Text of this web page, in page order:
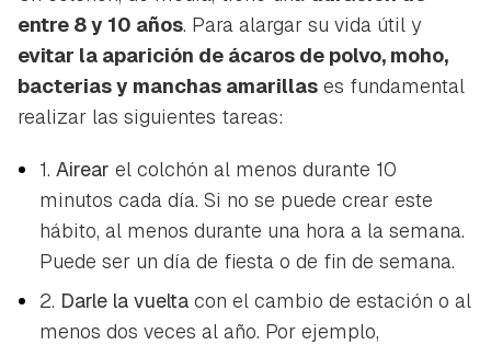
entre 8 y 10 años. Para alargar su vida útil y
evitar la aparición de ácaros de polvo, moho,
bacterias y manchas amarillas es fundamental
realizar las siguientes tareas:
1. Airear el colchón al menos durante 10
minutos cada día. Si no se puede crear este
hábito, al menos durante una hora a la semana.
Puede ser un día de fiesta o de fin de semana.
2. Darle la vuelta con el cambio de estación o al
menos dos veces al año. Por ejemplo,